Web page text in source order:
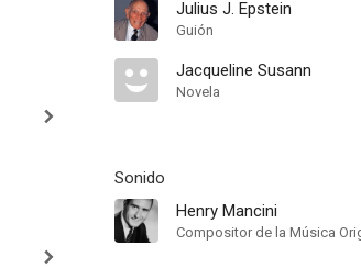
Julius J. Epstein
Guión
Jacqueline Susann
Novela
Sonido
Henry Mancini
Compositor de la Música